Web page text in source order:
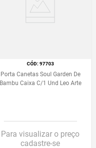
:97703
Porta Canetas Soul Garden De
Bambu Caixa C/1 Und Leo Arte
Para visualizar o preço
cadastre-se